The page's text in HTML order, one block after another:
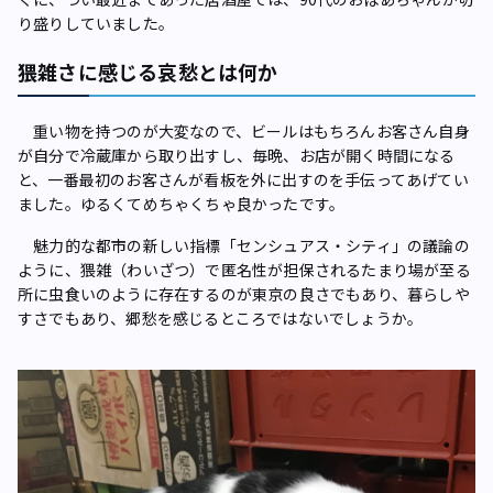
り盛りしていました。
猥雑さに感じる哀愁とは何か
重い物を持つのが大変なので、ビールはもちろんお客さん自身
が自分で冷蔵庫から取り出すし、毎晩、お店が開く時間になる
と、一番最初のお客さんが看板を外に出すのを手伝ってあげてい
ました。ゆるくてめちゃくちゃ良かったです。
魅力的な都市の新しい指標「センシュアス・シティ」の議論の
ように、猥雑（わいざつ）で匿名性が担保されるたまり場が至る
所に虫食いのように存在するのが東京の良さでもあり、暮らしや
すさでもあり、郷愁を感じるところではないでしょうか。